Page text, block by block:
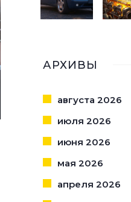
АРХИВЫ
августа 2026
июля 2026
июня 2026
мая 2026
апреля 2026